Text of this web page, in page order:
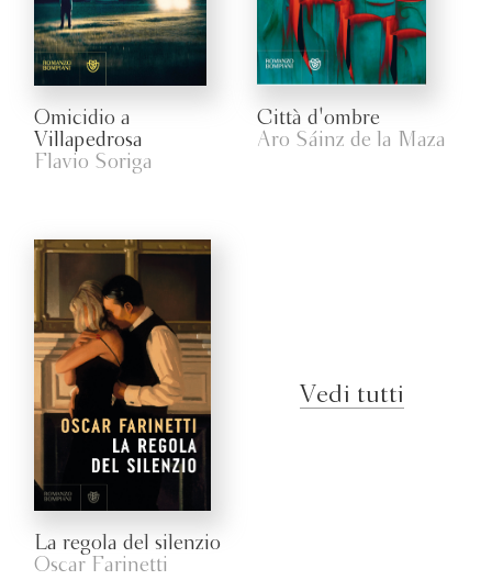
Omicidio a
Villapedrosa
Flavio Soriga
Città d'ombre
Aro Sáinz de la Maza
La regola del silenzio
Oscar Farinetti
Vedi tutti